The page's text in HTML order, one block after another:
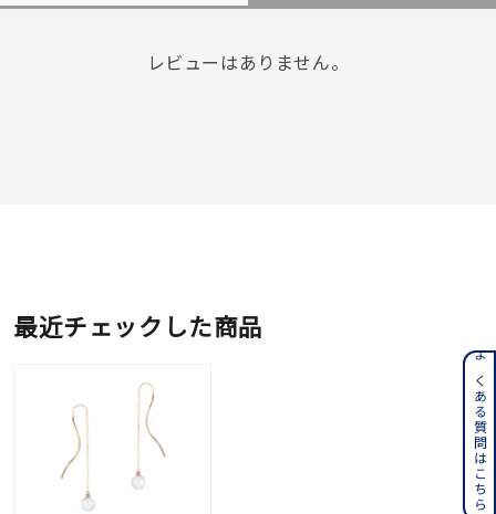
レビューはありません。
最近チェックした商品
よくある質問はこちら